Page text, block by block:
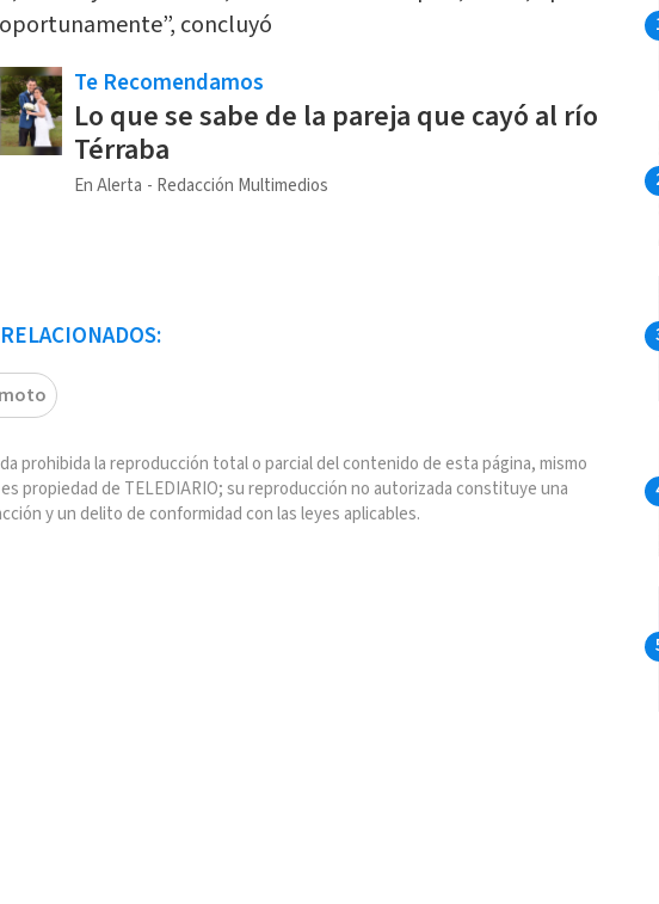
concluyó
Te Recomendamos
Lo que se sabe de la pareja que cayó al río
Térraba
En Alerta Redacción Multimedios
prohibida la reproducción total o parcial del contenido de esta página, mismo
propiedad de TELEDIARIO; su reproducción no autorizada constituye una
y un delito de conformidad con las leyes aplicables.